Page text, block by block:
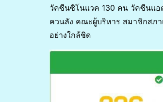
วัคซีนซิโนแวค 130 คน วัคซีนแอ
ควนลัง คณะผู้บริหาร สมาชิกสภา
อย่างใกล้ชิด